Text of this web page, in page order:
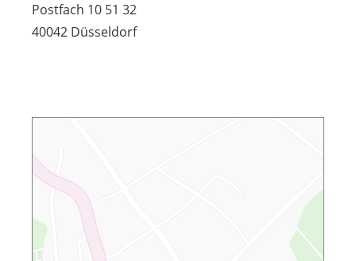
Postfach 10 51 32
40042 Düsseldorf